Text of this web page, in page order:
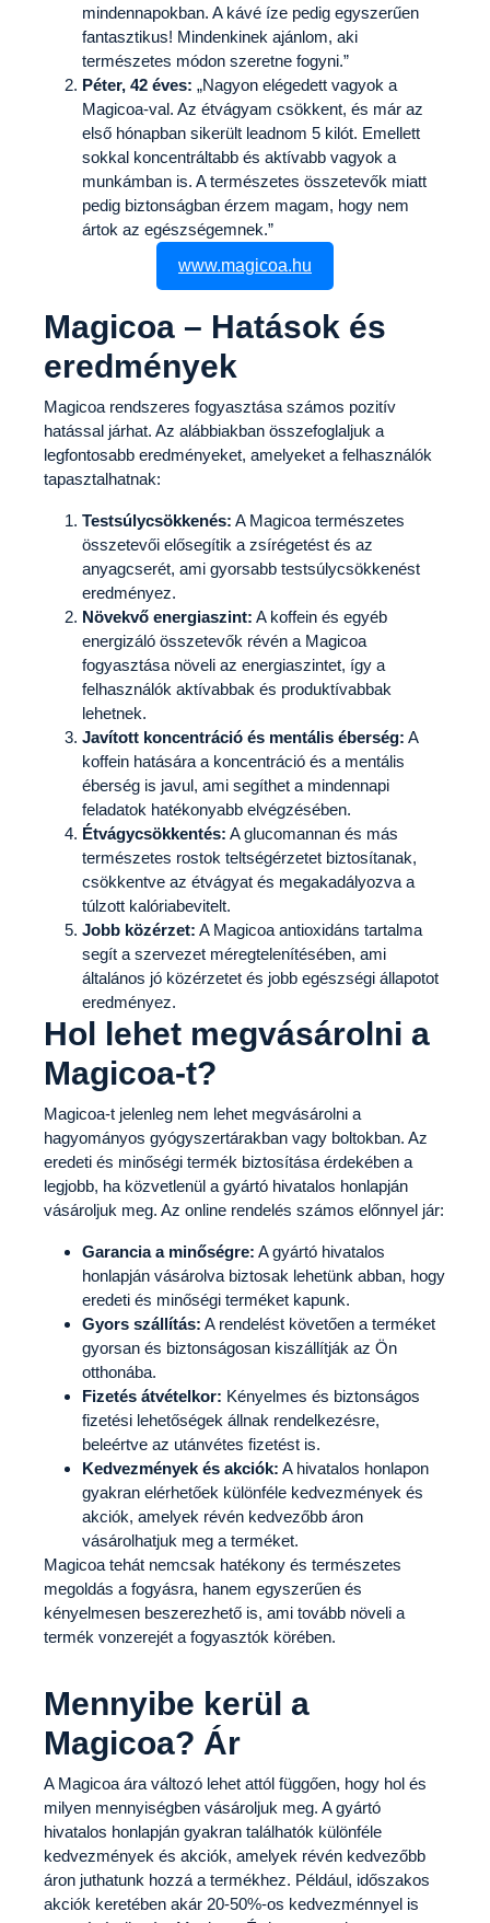
mindennapokban. A kávé íze pedig egyszerűen
fantasztikus! Mindenkinek ajánlom, aki
természetes módon szeretne fogyni.”
Péter, 42 éves: „Nagyon elégedett vagyok a
Magicoa-val. Az étvágyam csökkent, és már az
első hónapban sikerült leadnom 5 kilót. Emellett
sokkal koncentráltabb és aktívabb vagyok a
munkámban is. A természetes összetevők miatt
pedig biztonságban érzem magam, hogy nem
ártok az egészségemnek.”
www.magicoa.hu
Magicoa – Hatások és
eredmények
Magicoa rendszeres fogyasztása számos pozitív
hatással járhat. Az alábbiakban összefoglaljuk a
legfontosabb eredményeket, amelyeket a felhasználók
tapasztalhatnak:
Testsúlycsökkenés: A Magicoa természetes
összetevői elősegítik a zsírégetést és az
anyagcserét, ami gyorsabb testsúlycsökkenést
eredményez.
Növekvő energiaszint: A koffein és egyéb
energizáló összetevők révén a Magicoa
fogyasztása növeli az energiaszintet, így a
felhasználók aktívabbak és produktívabbak
lehetnek.
Javított koncentráció és mentális éberség: A
koffein hatására a koncentráció és a mentális
éberség is javul, ami segíthet a mindennapi
feladatok hatékonyabb elvégzésében.
Étvágycsökkentés: A glucomannan és más
természetes rostok teltségérzetet biztosítanak,
csökkentve az étvágyat és megakadályozva a
túlzott kalóriabevitelt.
Jobb közérzet: A Magicoa antioxidáns tartalma
segít a szervezet méregtelenítésében, ami
általános jó közérzetet és jobb egészségi állapotot
eredményez.
Hol lehet megvásárolni a
Magicoa-t?
Magicoa-t jelenleg nem lehet megvásárolni a
hagyományos gyógyszertárakban vagy boltokban. Az
eredeti és minőségi termék biztosítása érdekében a
legjobb, ha közvetlenül a gyártó hivatalos honlapján
vásároljuk meg. Az online rendelés számos előnnyel jár:
Garancia a minőségre: A gyártó hivatalos
honlapján vásárolva biztosak lehetünk abban, hogy
eredeti és minőségi terméket kapunk.
Gyors szállítás: A rendelést követően a terméket
gyorsan és biztonságosan kiszállítják az Ön
otthonába.
Fizetés átvételkor: Kényelmes és biztonságos
fizetési lehetőségek állnak rendelkezésre,
beleértve az utánvétes fizetést is.
Kedvezmények és akciók: A hivatalos honlapon
gyakran elérhetőek különféle kedvezmények és
akciók, amelyek révén kedvezőbb áron
vásárolhatjuk meg a terméket.
Magicoa tehát nemcsak hatékony és természetes
megoldás a fogyásra, hanem egyszerűen és
kényelmesen beszerezhető is, ami tovább növeli a
termék vonzerejét a fogyasztók körében.
Mennyibe kerül a
Magicoa? Ár
A Magicoa ára változó lehet attól függően, hogy hol és
milyen mennyiségben vásároljuk meg. A gyártó
hivatalos honlapján gyakran találhatók különféle
kedvezmények és akciók, amelyek révén kedvezőbb
áron juthatunk hozzá a termékhez. Például, időszakos
akciók keretében akár 20-50%-os kedvezménnyel is